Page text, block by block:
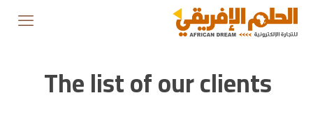
The list of our clients